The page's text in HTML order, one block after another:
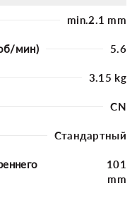
min.2.1 mm
мин) 5.6
3.15 kg
CN
Стандартный
101
mm